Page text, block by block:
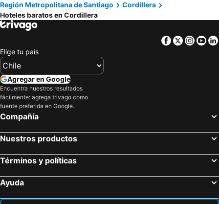
Hostería Millahue
Haiku Cabañas Panorámicas
Cabana El Ingenio
Cabaña Aventura
Chalet de Piedra
Santuario del Río Lodge
Hostal Chikiyan
Región Metropolitana de Santiago
Cordillera
Hoteles baratos en Cordillera
Facebook
Twitter
Elige tu país
Agregar en Google
Encuentra nuestros resultados
fácilmente: agrega trivago como
fuente preferida en Google.
Compañía
Nuestros productos
Términos y políticas
Ayuda